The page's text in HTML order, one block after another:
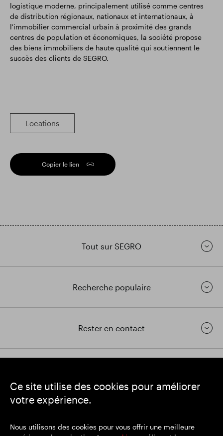
Ce site utilise des cookies pour améliorer
votre expérience.
Nous utilisons des cookies pour vous offrir une meilleure
logistique moderne, principalement utilisé comme centres
de distribution régionaux, nationaux et internationaux, à
l'immobilier commercial urbain à proximité des grands
centres de population et économiques, la société propose
des biens immobiliers de haute qualité qui soutiennent le
succès des clients de SEGRO.
Locations
Copier le lien
Tout sur SEGRO
Recherche populaire
Rester en contact
SEGRO
Siège social : 1 New Burlington Place, Londres W1S 2HR
Lieu d'immatriculation : Angleterre et Pays de Galles